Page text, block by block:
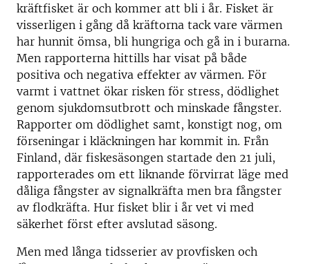
kräftfisket är och kommer att bli i år. Fisket är
visserligen i gång då kräftorna tack vare värmen
har hunnit ömsa, bli hungriga och gå in i burarna.
Men rapporterna hittills har visat på både
positiva och negativa effekter av värmen. För
varmt i vattnet ökar risken för stress, dödlighet
genom sjukdomsutbrott och minskade fångster.
Rapporter om dödlighet samt, konstigt nog, om
förseningar i kläckningen har kommit in. Från
Finland, där fiskesäsongen startade den 21 juli,
rapporterades om ett liknande förvirrat läge med
dåliga fångster av signalkräfta men bra fångster
av flodkräfta. Hur fisket blir i år vet vi med
säkerhet först efter avslutad säsong.
Men med långa tidsserier av provfisken och